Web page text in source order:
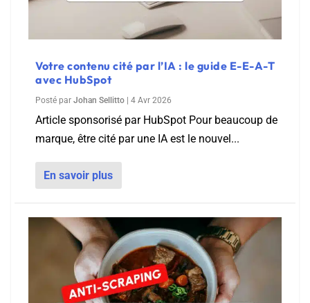
Votre contenu cité par l’IA : le guide E-E-A-T
avec HubSpot
Posté par Johan Sellitto | 4 Avr 2026
Article sponsorisé par HubSpot Pour beaucoup de
marque, être cité par une IA est le nouvel...
En savoir plus